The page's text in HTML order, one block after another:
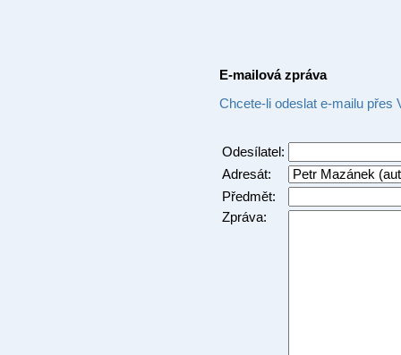
E-mailová zpráva
Chcete-li odeslat e-mailu přes
Odesílatel:
Adresát:
Předmět:
Zpráva: